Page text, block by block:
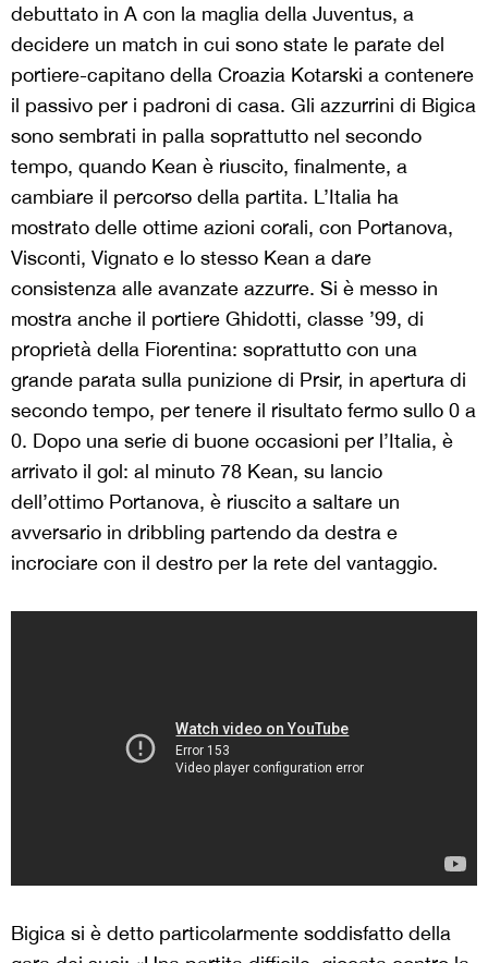
debuttato in A con la maglia della Juventus, a
decidere un match in cui sono state le parate del
portiere-capitano della Croazia Kotarski a contenere
il passivo per i padroni di casa. Gli azzurrini di Bigica
sono sembrati in palla soprattutto nel secondo
tempo, quando Kean è riuscito, finalmente, a
cambiare il percorso della partita. L’Italia ha
mostrato delle ottime azioni corali, con Portanova,
Visconti, Vignato e lo stesso Kean a dare
consistenza alle avanzate azzurre. Si è messo in
mostra anche il portiere Ghidotti, classe ’99, di
proprietà della Fiorentina: soprattutto con una
grande parata sulla punizione di Prsir, in apertura di
secondo tempo, per tenere il risultato fermo sullo 0 a
0. Dopo una serie di buone occasioni per l’Italia, è
arrivato il gol: al minuto 78 Kean, su lancio
dell’ottimo Portanova, è riuscito a saltare un
avversario in dribbling partendo da destra e
incrociare con il destro per la rete del vantaggio.
Bigica si è detto particolarmente soddisfatto della